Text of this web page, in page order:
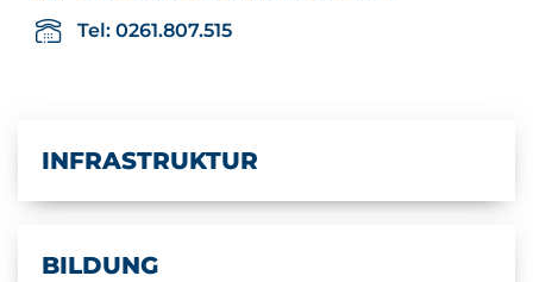
Tel: 0261.807.515
INFRASTRUKTUR
BILDUNG